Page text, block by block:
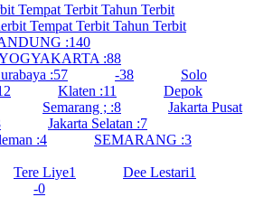
Tempat Terbit Tahun Terbit
Tempat Terbit Tahun Terbit
:140
:88
:57 -38
Solo
Klaten :11
Depok
Semarang ; :8
Jakarta Pusat
Jakarta Selatan :7
:4 SEMARANG :3
Tere Liye1 Dee Lestari1
-0